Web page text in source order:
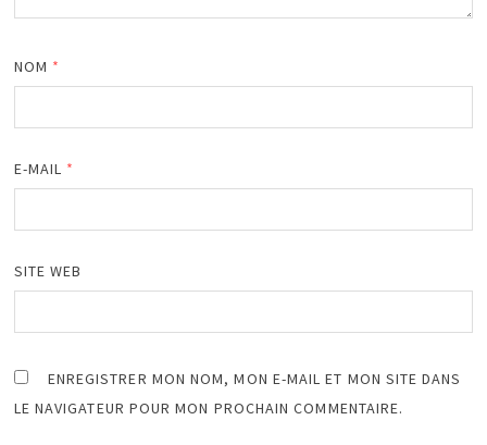
NOM *
E-MAIL *
SITE WEB
ENREGISTRER MON NOM, MON E-MAIL ET MON SITE DANS
LE NAVIGATEUR POUR MON PROCHAIN COMMENTAIRE.